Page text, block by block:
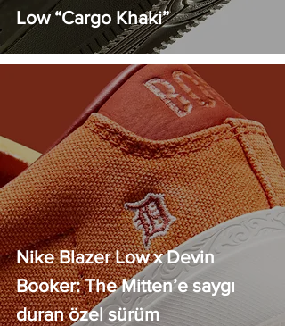
Low “Cargo Khaki”
Nike Blazer Low x Devin
Booker: The Mitten’e saygı
duran özel sürüm